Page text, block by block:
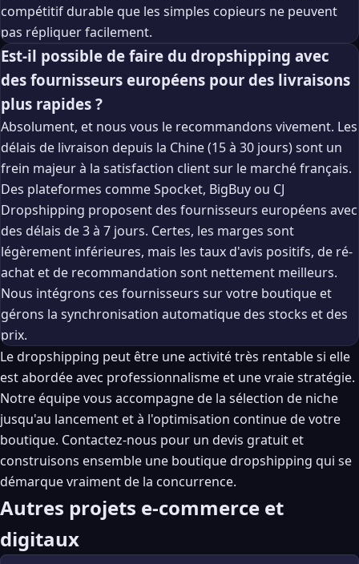
compétitif durable que les simples copieurs ne peuvent
pas répliquer facilement.
Est-il possible de faire du dropshipping avec
des fournisseurs européens pour des livraisons
plus rapides ?
Absolument, et nous vous le recommandons vivement. Les
délais de livraison depuis la Chine (15 à 30 jours) sont un
frein majeur à la satisfaction client sur le marché français.
Des plateformes comme Spocket, BigBuy ou CJ
Dropshipping proposent des fournisseurs européens avec
des délais de 3 à 7 jours. Certes, les marges sont
légèrement inférieures, mais les taux d'avis positifs, de ré-
achat et de recommandation sont nettement meilleurs.
Nous intégrons ces fournisseurs sur votre boutique et
gérons la synchronisation automatique des stocks et des
prix.
Le dropshipping peut être une activité très rentable si elle
est abordée avec professionnalisme et une vraie stratégie.
Notre équipe vous accompagne de la sélection de niche
jusqu'au lancement et à l'optimisation continue de votre
boutique. Contactez-nous pour un devis gratuit et
construisons ensemble une boutique dropshipping qui se
démarque vraiment de la concurrence.
Autres projets e-commerce et
digitaux